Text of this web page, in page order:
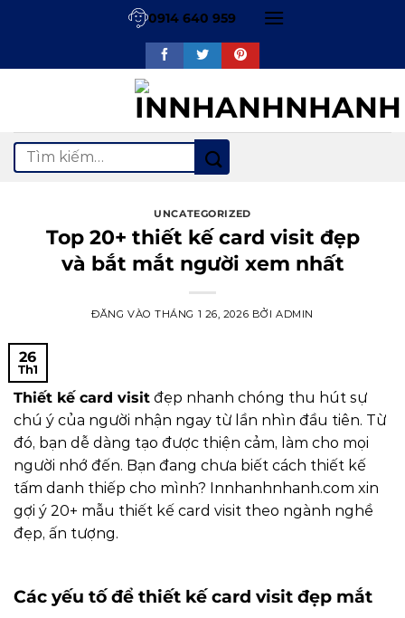
0914 640 959
Tìm
kiếm:
UNCATEGORIZED
Top 20+ thiết kế card visit đẹp
và bắt mắt người xem nhất
ĐĂNG VÀOTHÁNG 1 26, 2026 BỞI ADMIN
26
Th1
Thiết kế card visit đẹp nhanh chóng thu hút sự
chú ý của người nhận ngay từ lần nhìn đầu tiên. Từ
đó, bạn dễ dàng tạo được thiện cảm, làm cho mọi
người nhớ đến. Bạn đang chưa biết cách thiết kế
tấm danh thiếp cho mình? Innhanhnhanh.com xin
gợi ý 20+ mẫu thiết kế card visit theo ngành nghề
đẹp, ấn tượng.
Các yếu tố để thiết kế card visit đẹp mắt